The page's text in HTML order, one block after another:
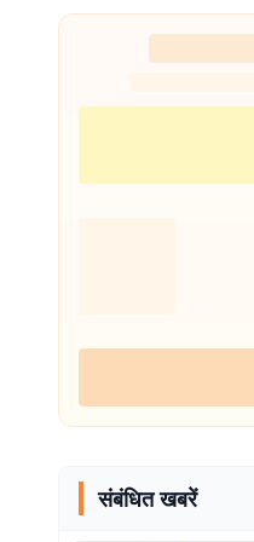
संबंधित खबरें